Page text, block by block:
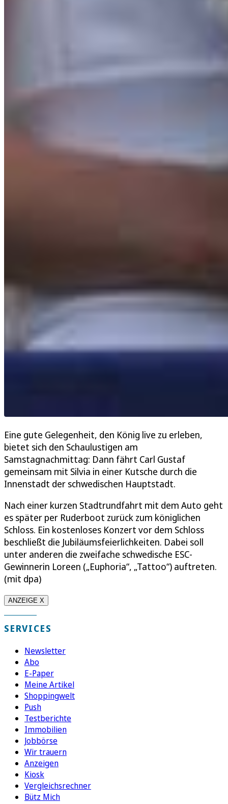
Eine gute Gelegenheit, den König live zu erleben,
bietet sich den Schaulustigen am
Samstagnachmittag: Dann fährt Carl Gustaf
gemeinsam mit Silvia in einer Kutsche durch die
Innenstadt der schwedischen Hauptstadt.
Nach einer kurzen Stadtrundfahrt mit dem Auto geht
es später per Ruderboot zurück zum königlichen
Schloss. Ein kostenloses Konzert vor dem Schloss
beschließt die Jubiläumsfeierlichkeiten. Dabei soll
unter anderen die zweifache schwedische ESC-
Gewinnerin Loreen („Euphoria“, „Tattoo“) auftreten.
(mit dpa)
ANZEIGE X
SERVICES
Newsletter
Abo
E-Paper
Meine Artikel
Shoppingwelt
Push
Testberichte
Immobilien
Jobbörse
Wir trauern
Anzeigen
Kiosk
Vergleichsrechner
Bütz Mich